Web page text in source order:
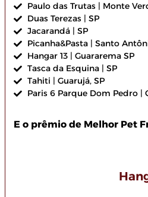
Paulo das Trutas | Monte
Duas Terezas | SP
Jacarandá | SP
Picanha&Pasta | Santo
Hangar 13 | Guararema SP
Tasca da Esquina | SP
Tahiti | Guarujá, SP
Paris 6 Parque Dom Pedro |
E o prêmio de Melhor Pet